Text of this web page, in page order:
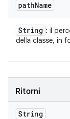
pathName
String : il
della classe, in
Ritorni
String